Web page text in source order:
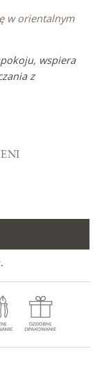
w orientalnym
wspiera
z